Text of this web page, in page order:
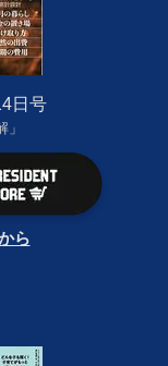
日号
ら